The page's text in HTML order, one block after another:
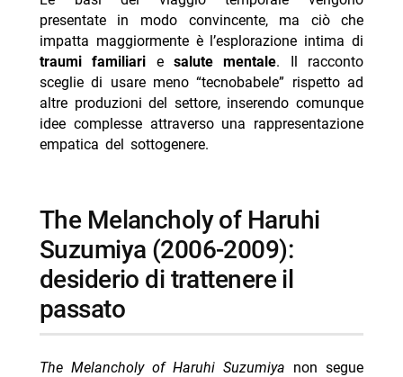
presentate in modo convincente, ma ciò che
impatta maggiormente è l’esplorazione intima di
traumi familiari e salute mentale. Il racconto
sceglie di usare meno “tecnobabele” rispetto ad
altre produzioni del settore, inserendo comunque
idee complesse attraverso una rappresentazione
empatica del sottogenere.
The Melancholy of Haruhi
Suzumiya (2006-2009):
desiderio di trattenere il
passato
The Melancholy of Haruhi Suzumiya non segue